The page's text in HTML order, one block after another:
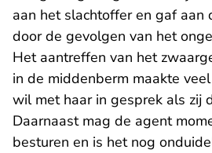
aan het slachtoffer en gaf aan
door de gevolgen van het
Het aantreffen van het
in de middenberm maakte
wil met haar in gesprek als zij
Daarnaast mag de agent
besturen en is het nog